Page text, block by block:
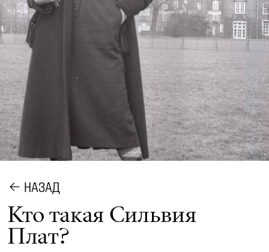
НАЗАД
Кто такая Сильвия
Плат?